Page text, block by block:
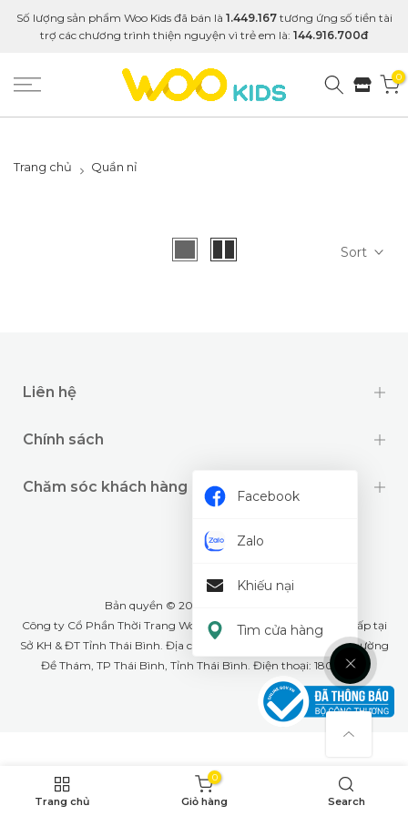
Số lượng sản phẩm Woo Kids đã bán là 1.449.167 tương ứng số tiền tài
trợ các chương trình thiện nguyện vì trẻ em là: 144.916.700đ
0
Trang chủ Quần nỉ
Sort
Liên hệ
Chính sách
Chăm sóc khách hàng
Bản quyền © 2024 thuộc về
Công ty Cổ Phần Thời Trang Woo Kids- GPĐKKD: 1001268555 cấp tại
Sở KH & ĐT Tỉnh Thái Bình. Địa chỉ văn phòng: Số 79A Lê Lợi, phường
Đề Thám, TP Thái Bình, Tỉnh Thái Bình. Điện thoại: 18008226
Facebook
Zalo
Khiếu nại
Tìm cửa hàng
Trang chủ
0
Giỏ hàng Search